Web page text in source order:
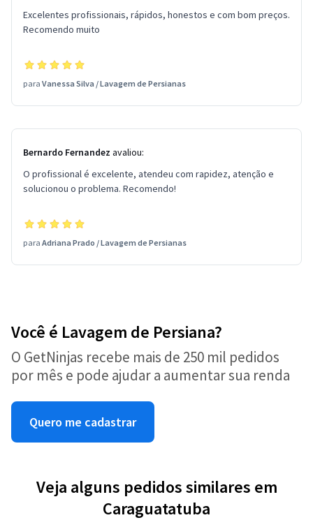
Excelentes profissionais, rápidos, honestos e com bom preços.
Recomendo muito
para Vanessa Silva /Lavagem de Persianas
Bernardo Fernandez avaliou:
O profissional é excelente, atendeu com rapidez, atenção e
solucionou o problema. Recomendo!
para Adriana Prado /Lavagem de Persianas
Você é Lavagem de Persiana?
O GetNinjas recebe mais de 250 mil pedidos
por mês e pode ajudar a aumentar sua renda
Quero me cadastrar
Veja alguns pedidos similares em
Caraguatatuba